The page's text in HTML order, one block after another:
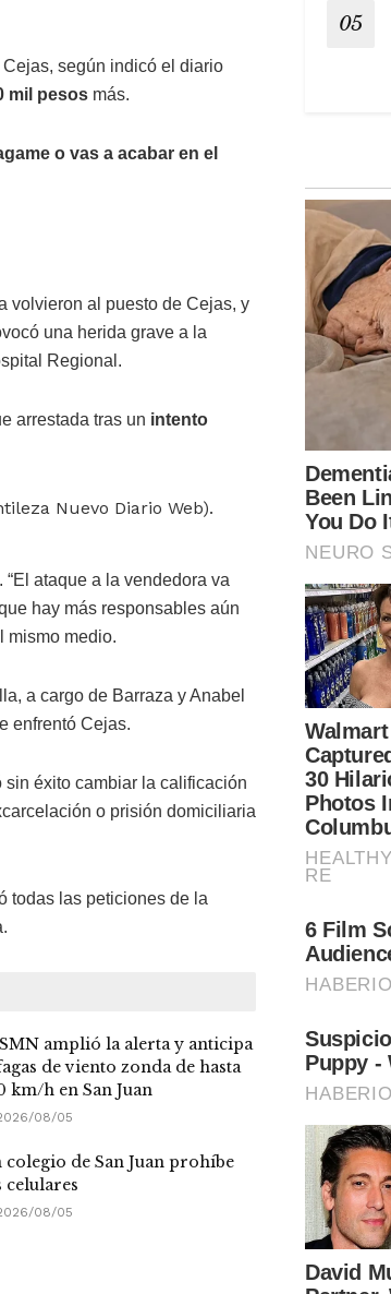
según indicó el diario
mil pesos más.
o vas a acabar en el
volvieron al puesto de Cejas, y
una herida grave a la
Regional.
arrestada tras un intento
“El ataque a la vendedora va
hay más responsables aún
mismo medio.
a cargo de Barraza y Anabel
enfrentó Cejas.
sin éxito cambiar la calificación
o prisión domiciliaria
todas las peticiones de la
amplió la alerta y anticipa
de viento zonda de hasta
km/h en San Juan
08/05
colegio de San Juan prohíbe
celulares
08/05